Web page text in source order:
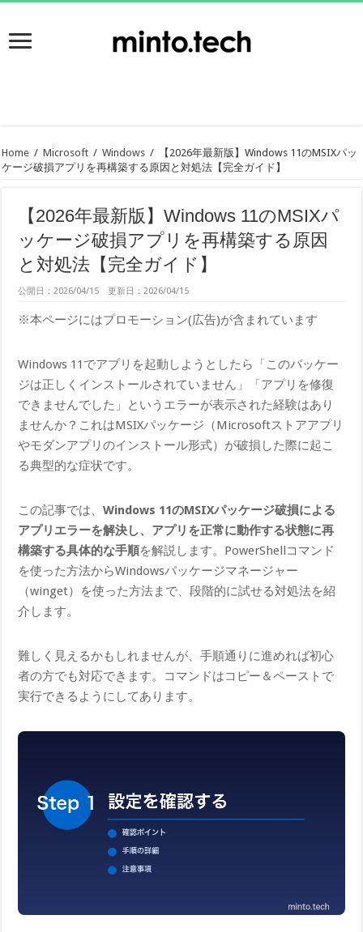
Home / Microsoft / Windows /
【2026年最新版】Windows 11のMSIXパッ
ケージ破損アプリを再構築する原因と対処法【完全ガイド】
【2026年最新版】Windows 11のMSIXパ
ッケージ破損アプリを再構築する原因
と対処法【完全ガイド】
公開日：2026/04/15 更新日：2026/04/15
※本ページにはプロモーション(広告)が含まれています
Windows 11でアプリを起動しようとしたら「このパッケー
ジは正しくインストールされていません」「アプリを修復
できませんでした」というエラーが表示された経験はあり
ませんか？これはMSIXパッケージ（Microsoftストアアプリ
やモダンアプリのインストール形式）が破損した際に起こ
る典型的な症状です。
この記事では、Windows 11のMSIXパッケージ破損による
アプリエラーを解決し、アプリを正常に動作する状態に再
構築する具体的な手順を解説します。PowerShellコマンド
を使った方法からWindowsパッケージマネージャー
（winget）を使った方法まで、段階的に試せる対処法を紹
介します。
難しく見えるかもしれませんが、手順通りに進めれば初心
者の方でも対応できます。コマンドはコピー＆ペーストで
実行できるようにしてあります。